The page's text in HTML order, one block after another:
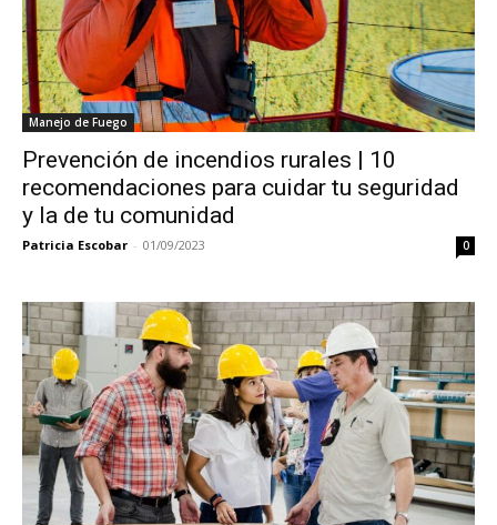
Manejo de Fuego
Prevención de incendios rurales | 10
recomendaciones para cuidar tu seguridad
y la de tu comunidad
Patricia Escobar - 01/09/2023 0